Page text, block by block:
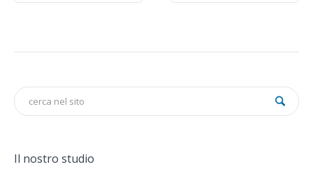
Il nostro studio